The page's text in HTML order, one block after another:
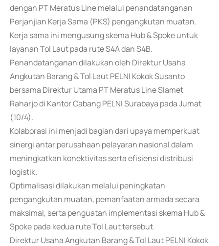
dengan PT Meratus Line melalui penandatanganan
Perjanjian Kerja Sama (PKS) pengangkutan muatan.
Kerja sama ini mengusung skema Hub & Spoke untuk
layanan Tol Laut pada rute S4A dan S4B.
Penandatanganan dilakukan oleh Direktur Usaha
Angkutan Barang & Tol Laut PELNI Kokok Susanto
bersama Direktur Utama PT Meratus Line Slamet
Raharjo di Kantor Cabang PELNI Surabaya pada Jumat
(10/4).
Kolaborasi ini menjadi bagian dari upaya memperkuat
sinergi antar perusahaan pelayaran nasional dalam
meningkatkan konektivitas serta efisiensi distribusi
logistik.
Optimalisasi dilakukan melalui peningkatan
pengangkutan muatan, pemanfaatan armada secara
maksimal, serta penguatan implementasi skema Hub &
Spoke pada kedua rute Tol Laut tersebut.
Direktur Usaha Angkutan Barang & Tol Laut PELNI Kokok